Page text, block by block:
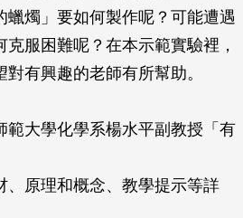
蠟燭」要如何製作呢？可能遭遇
服困難­呢？在本示範實驗裡，
有興趣的老師有所幫助。
範大學化學系楊水平副教授「有
、原理和概念、教學提示等詳